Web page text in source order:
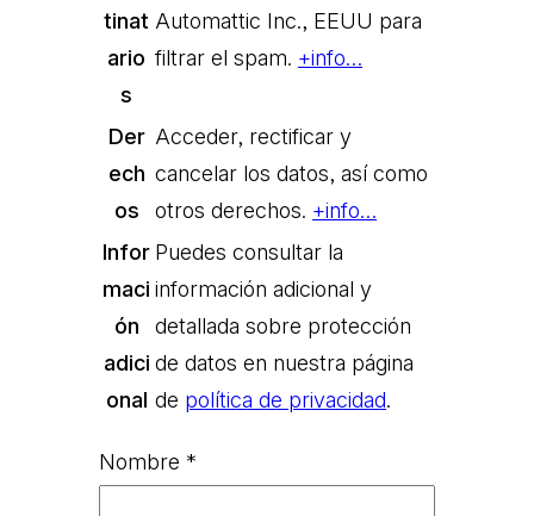
tinat
ario
s
Automattic Inc., EEUU para
filtrar el spam. +info…
Der
ech
os
Acceder, rectificar y
cancelar los datos, así como
otros derechos. +info…
Infor
maci
ón
adici
onal
Puedes consultar la
información adicional y
detallada sobre protección
de datos en nuestra página
de política de privacidad.
Nombre *